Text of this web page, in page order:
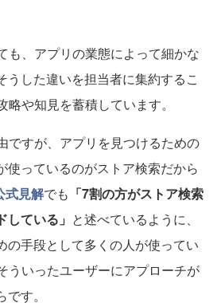
、アプリの業態によって細かな
うした違いを担当者に集約するこ
や知見を蓄積しています。
ですが、アプリを見つけるための
使っているのがストア検索だから
式見解でも 「7割の方がストア検索
ている」 と述べているように、
の手段として多くの人が使ってい
ういったユーザーにアプローチが
す。